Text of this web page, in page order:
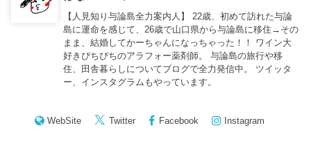
【人見知り与論島全力案内人】 22歳、初めて訪れた与論
島に運命を感じて、26歳で山口県から与論島に移住→その
まま、結婚してかーちゃんになっちゃった！！ ワイン大
好きぴちぴちのアラフォー薬剤師。 与論島の旅行や移
住、田舎暮らしについてブログで全力発信中。 ツイッタ
ー、インスタグラムもやっています。
WebSite Twitter Facebook Instagram